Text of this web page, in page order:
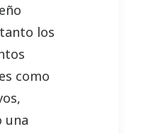
los
como
una